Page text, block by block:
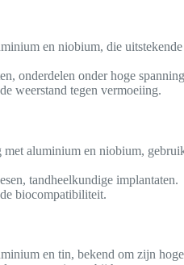
en niobium, die
onderdelen onder hoge
weerstand tegen vermoeiing.
aluminium en niobium,
tandheelkundige implantaten.
biocompatibiliteit.
en tin, bekend om zijn